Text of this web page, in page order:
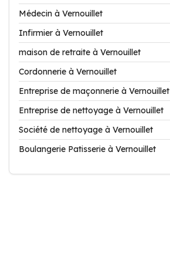
Médecin à Vernouillet
Infirmier à Vernouillet
maison de retraite à Vernouillet
Cordonnerie à Vernouillet
Entreprise de maçonnerie à Vernouillet
Entreprise de nettoyage à Vernouillet
Société de nettoyage à Vernouillet
Boulangerie Patisserie à Vernouillet